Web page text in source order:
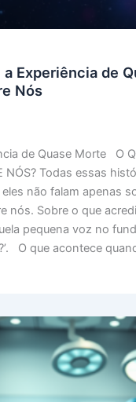
a Experiência de
Nós
de Quase Morte O
NÓS? Todas essas
não falam apenas
nós. Sobre o que
pequena voz no
O que acontece